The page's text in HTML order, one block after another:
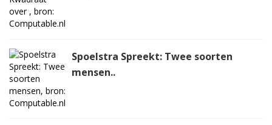
Spoelstra Spreekt: Twee soorten
mensen..